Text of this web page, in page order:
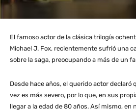
El famoso actor de la clásica trilogía
Michael J. Fox, recientemente sufrió una
sobre la saga, preocupando a más de un
Desde hace años, el querido actor declaró
vez es más severo, por lo que, en sus
llegar a la edad de 80 años. Así mismo, en